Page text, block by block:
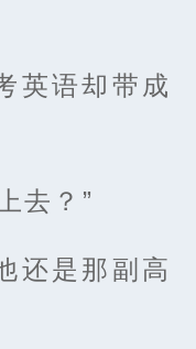
英语却带成
去？”
还是那副高